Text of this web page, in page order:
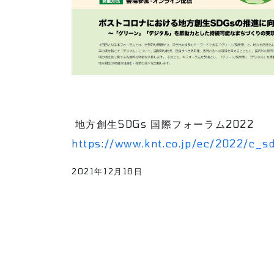
地方創生SDGs 国際フォーラム2022
https://www.knt.co.jp/ec/2022/
2021年12月18日